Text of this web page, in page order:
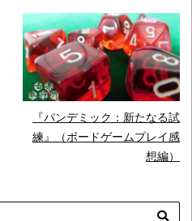
READ MORE
『パンデミック：新たなる試
練』（ボードゲームプレイ感
想編）